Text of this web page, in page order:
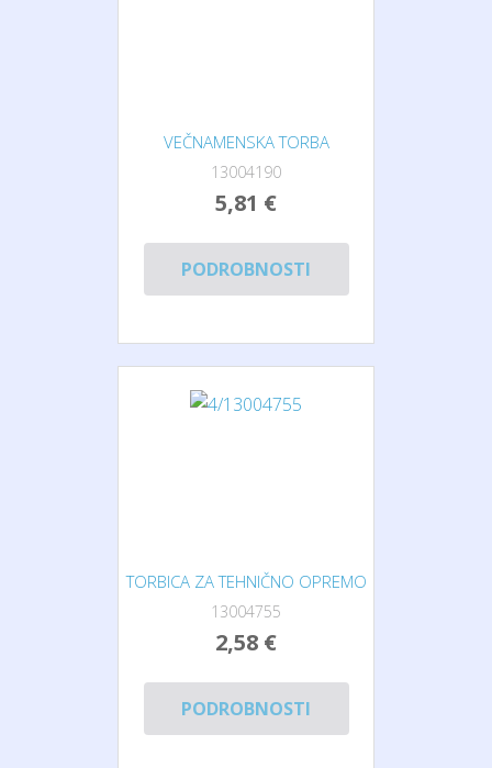
VEČNAMENSKA TORBA
13004190
5,81 €
PODROBNOSTI
TORBICA ZA TEHNIČNO OPREMO
13004755
2,58 €
PODROBNOSTI